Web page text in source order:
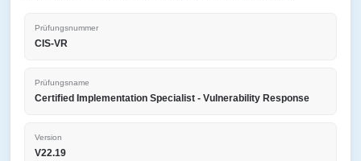
Prüfungsnummer
CIS-VR
Prüfungsname
Certified Implementation Specialist - Vulnerability Response
Version
V22.19